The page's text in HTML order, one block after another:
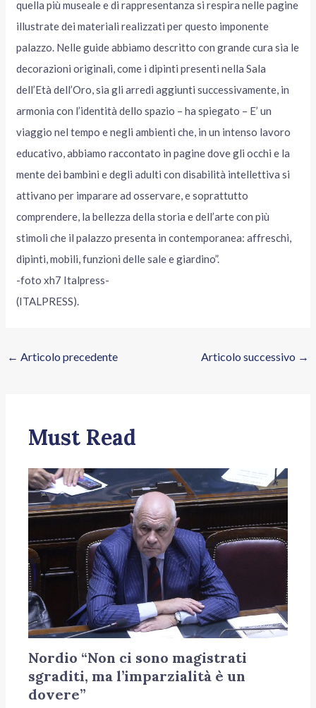
quella più museale e di rappresentanza si respira nelle pagine
illustrate dei materiali realizzati per questo imponente
palazzo. Nelle guide abbiamo descritto con grande cura sia le
decorazioni originali, come i dipinti presenti nella Sala
dell’Età dell’Oro, sia gli arredi aggiunti successivamente, in
armonia con l’identità dello spazio – ha spiegato – E’ un
viaggio nel tempo e negli ambienti che, in un intenso lavoro
educativo, abbiamo raccontato in pagine dove gli occhi e la
mente dei bambini e degli adulti con disabilità intellettiva si
attivano per imparare ad osservare, e soprattutto
comprendere, la bellezza della storia e dell’arte con più
stimoli che il palazzo presenta in contemporanea: affreschi,
dipinti, mobili, funzioni delle sale e giardino”.
-foto xh7 Italpress-
(ITALPRESS).
← Articolo precedente Articolo successivo →
Must Read
Nordio “Non ci sono magistrati
sgraditi, ma l’imparzialità è un
dovere”